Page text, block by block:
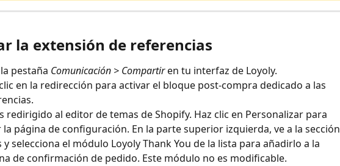
la extensión de referencias
pestaña Comunicación > Compartir en tu interfaz de Loyoly.
en la redirección para activar el bloque post-compra dedicado a las
redirigido al editor de temas de Shopify. Haz clic en Personalizar para
página de configuración. En la parte superior izquierda, ve a la sección
y selecciona el módulo Loyoly Thank You de la lista para añadirlo a la
de confirmación de pedido. Este módulo no es modificable.